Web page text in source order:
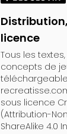
licence
Tous les
concepts de
sous licence
(Attribution-
ShareAlike 4.0